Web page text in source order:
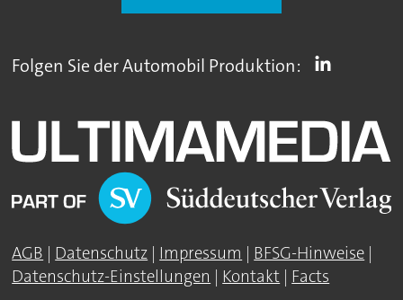
Folgen Sie der Automobil Produktion:
AGB | Datenschutz | Impressum | BFSG-Hinweise |
Datenschutz-Einstellungen | Kontakt | Facts